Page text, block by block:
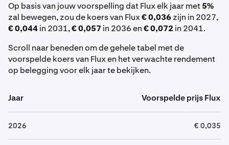
Op basis van jouw voorspelling dat Flux elk jaar met5%
zal bewegen, zou de koers van Flux€ 0,036zijn in 2027,
€ 0,044in 2031,€ 0,057 in 2036 en€ 0,072 in 2041.
Scroll naar beneden om de gehele tabel met de
voorspelde koers van Flux en het verwachte rendement
op belegging voor elk jaar te bekijken.
Jaar Voorspelde prijs Flux
2026 € 0,035